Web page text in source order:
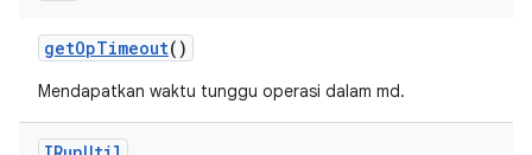
getOpTimeout()
Mendapatkan waktu tunggu operasi dalam md.